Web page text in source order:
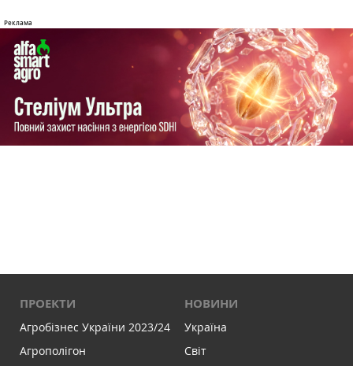
ПРОЕКТИ
Агробізнес України 2023/24
Агрополігон
НОВИНИ
Україна
Світ